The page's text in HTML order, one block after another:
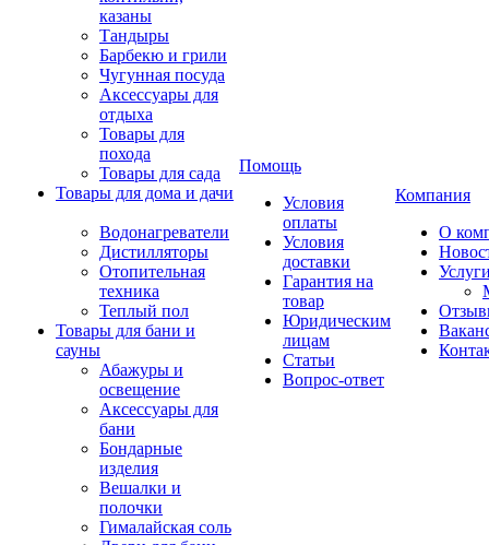
казаны
Тандыры
Барбекю и грили
Чугунная посуда
Аксессуары для
отдыха
Товары для
похода
Товары для сада
Товары для дома и дачи
Водонагреватели
Дистилляторы
Отопительная
техника
Теплый пол
Товары для бани и
сауны
Абажуры и
освещение
Аксессуары для
бани
Бондарные
изделия
Вешалки и
полочки
Гималайская соль
Помощь
Условия
оплаты
Условия
доставки
Гарантия на
товар
Юридическим
лицам
Статьи
Вопрос-ответ
Компания
О